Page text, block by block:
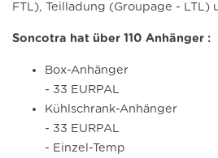
FTL), Teilladung (Groupage - LTL)
Soncotra hat über 110 Anhänger :
Box-Anhänger
- 33 EURPAL
Kühlschrank-Anhänger
- 33 EURPAL
- Einzel-Temp